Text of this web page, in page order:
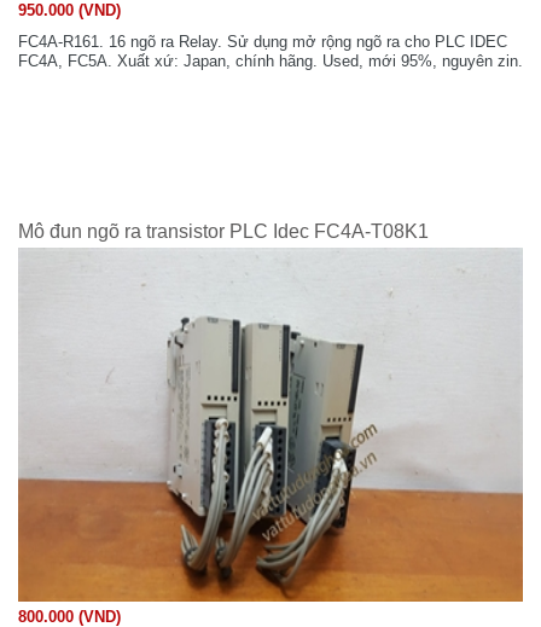
950.000 (VND)
FC4A-R161. 16 ngõ ra Relay. Sử dụng mở rộng ngõ ra cho PLC IDEC
FC4A, FC5A. Xuất xứ: Japan, chính hãng. Used, mới 95%, nguyên zin.
Mô đun ngõ ra transistor PLC Idec FC4A-T08K1
800.000 (VND)